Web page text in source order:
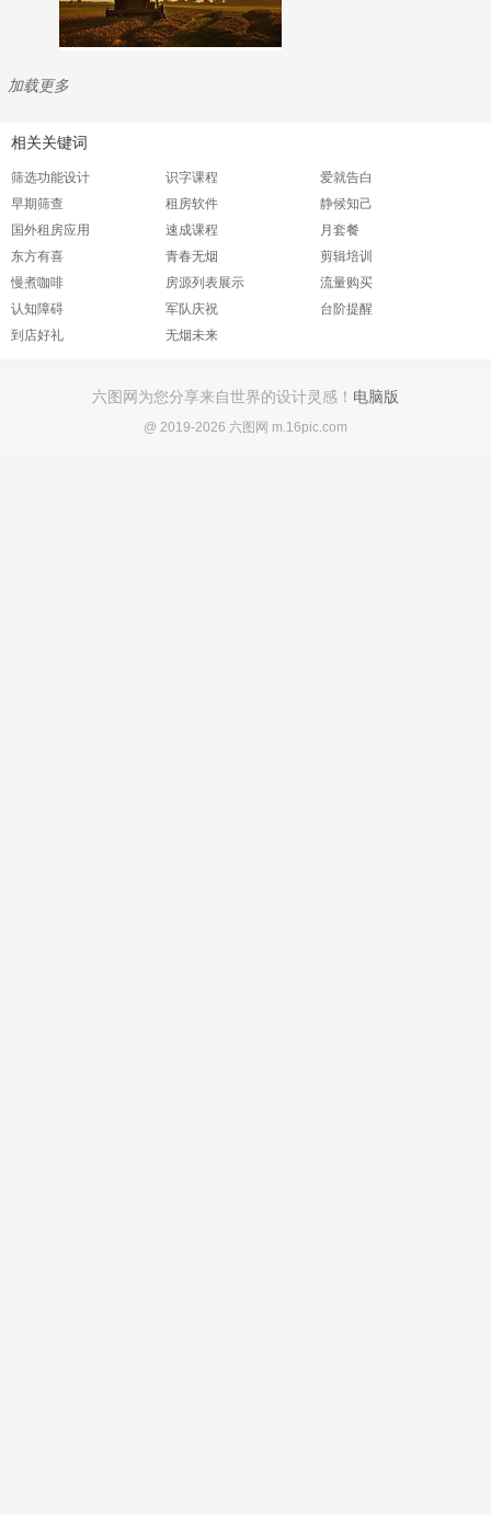
加载更多
相关关键词
筛选功能设计 识字课程
爱就告白
早期筛查
租房软件
静候知己
国外租房应用
速成课程
月套餐
东方有喜
青春无烟
剪辑培训
慢煮咖啡
房源列表展示
流量购买
认知障碍
军队庆祝
台阶提醒
到店好礼
无烟未来
六图网为您分享来自世界的设计灵感！ 电脑版
@ 2019-2026 六图网 m.16pic.com